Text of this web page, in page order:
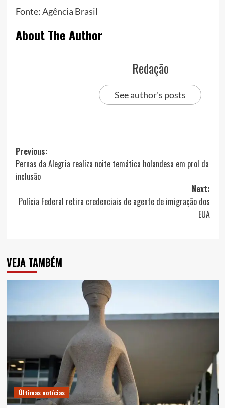
Fonte:Agência Brasil
About The Author
Redação
See author's posts
Post
navigation
Previous:
Pernas da Alegria realiza noite temática holandesa em prol da
inclusão
Next:
Polícia Federal retira credenciais de agente de imigração dos
EUA
VEJA TAMBÉM
Últimas notícias